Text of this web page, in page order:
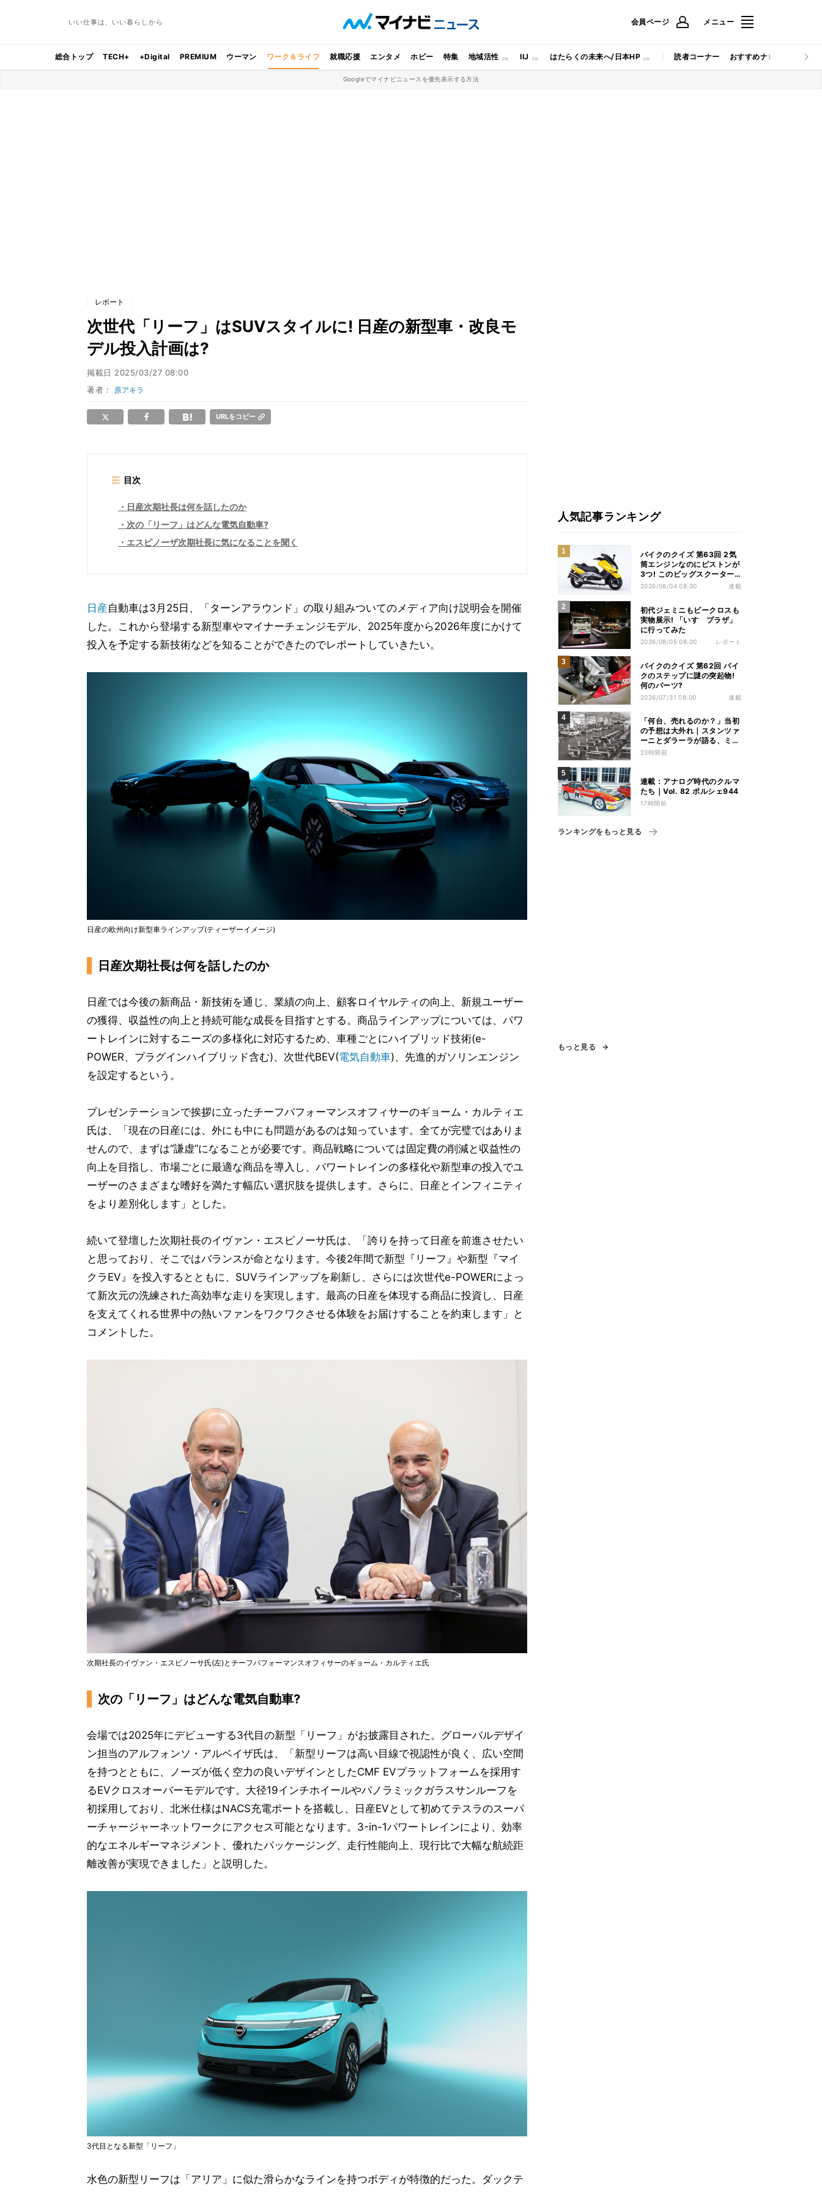
いい仕事は、いい暮らしから 会員ページ メニュー
総合トップ TECH+ +Digital PREMIUM ウーマン ワーク＆ライフ 就職応援 エンタメ ホビー 特集 地域活性 IIJ はたらくの未来へ/日本HP 読者コーナー おすすめナビ マイナビ
Googleでマイナビニュースを優先表示する方法
レポート
次世代「リーフ」はSUVスタイルに! 日産の新型車・改良モ
デル投入計画は?
掲載日 2025/03/27 08:00
著者： 原アキラ
URLをコピー
目次
日産次期社長は何を話したのか
次の「リーフ」はどんな電気自動車?
エスピノーザ次期社長に気になることを聞く
日産自動車は3月25日、「ターンアラウンド」の取り組みついてのメディア向け説明会を開催
した。これから登場する新型車やマイナーチェンジモデル、2025年度から2026年度にかけて
投入を予定する新技術などを知ることができたのでレポートしていきたい。
日産の欧州向け新型車ラインアップ(ティーザーイメージ)
日産次期社長は何を話したのか
日産では今後の新商品・新技術を通じ、業績の向上、顧客ロイヤルティの向上、新規ユーザー
の獲得、収益性の向上と持続可能な成長を目指すとする。商品ラインアップについては、パワ
ートレインに対するニーズの多様化に対応するため、車種ごとにハイブリッド技術(e-
POWER、プラグインハイブリッド含む)、次世代BEV(電気自動車)、先進的ガソリンエンジン
を設定するという。
プレゼンテーションで挨拶に立ったチーフパフォーマンスオフィサーのギョーム・カルティエ
氏は、「現在の日産には、外にも中にも問題があるのは知っています。全てが完璧ではありま
せんので、まずは“謙虚”になることが必要です。商品戦略については固定費の削減と収益性の
向上を目指し、市場ごとに最適な商品を導入し、パワートレインの多様化や新型車の投入でユ
ーザーのさまざまな嗜好を満たす幅広い選択肢を提供します。さらに、日産とインフィニティ
をより差別化します」とした。
続いて登壇した次期社長のイヴァン・エスピノーサ氏は、「誇りを持って日産を前進させたい
と思っており、そこではバランスが命となります。今後2年間で新型『リーフ』や新型『マイ
クラEV』を投入するとともに、SUVラインアップを刷新し、さらには次世代e-POWERによっ
て新次元の洗練された高効率な走りを実現します。最高の日産を体現する商品に投資し、日産
を支えてくれる世界中の熱いファンをワクワクさせる体験をお届けすることを約束します」と
コメントした。
次期社長のイヴァン・エスピノーサ氏(左)とチーフパフォーマンスオフィサーのギョーム・カルティエ氏
次の「リーフ」はどんな電気自動車?
会場では2025年にデビューする3代目の新型「リーフ」がお披露目された。グローバルデザイ
ン担当のアルフォンソ・アルベイザ氏は、「新型リーフは高い目線で視認性が良く、広い空間
を持つとともに、ノーズが低く空力の良いデザインとしたCMF EVプラットフォームを採用す
るEVクロスオーバーモデルです。大径19インチホイールやパノラミックガラスサンルーフを
初採用しており、北米仕様はNACS充電ポートを搭載し、日産EVとして初めてテスラのスーパ
ーチャージャーネットワークにアクセス可能となります。3-in-1パワートレインにより、効率
的なエネルギーマネジメント、優れたパッケージング、走行性能向上、現行比で大幅な航続距
離改善が実現できました」と説明した。
3代目となる新型「リーフ」
水色の新型リーフは「アリア」に似た滑らかなラインを持つボディが特徴的だった。ダックテ
人気記事ランキング
バイクのクイズ 第63回 2気
筒エンジンなのにピストンが
3つ! このビッグスクーター
の名前は?
2026/08/04 08:00 連載
初代ジェミニもビークロスも
実物展示! 「いすゞプラザ」
に行ってみた
2026/08/05 08:00 レポート
バイクのクイズ 第62回 バイ
クのステップに謎の突起物!
何のパーツ?
2026/07/31 08:00 連載
「何台、売れるのか？」当初
の予想は大外れ｜スタンツァ
ーニとダラーラが語る、ミウ
ラ誕生のとき【後編】
23時間前
連載：アナログ時代のクルマ
たち｜Vol. 82 ポルシェ944
17時間前
ランキングをもっと見る
もっと見る